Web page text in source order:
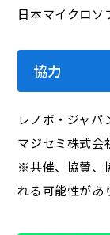
日本マイクロソ
協力
レノボ・ジャパ
マジセミ株式会
※共催、協賛、
れる可能性があ